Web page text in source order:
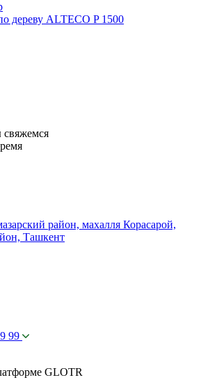
дереву ALTECO P 1500
свяжемся
район, махалля Корасарой,
Ташкент
99
GLOTR